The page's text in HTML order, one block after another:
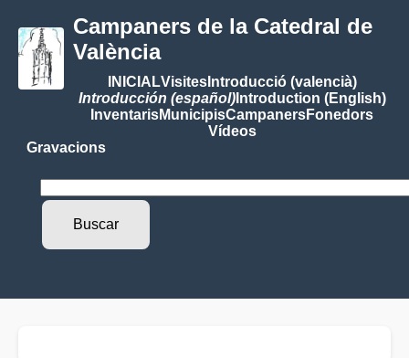
Campaners de la Catedral de
València
INICIALVisitesIntroducció (valencià)
Introducción (español)Introduction (English)
InventarisMunicipisCampanersFonedors
Vídeos
Gravacions